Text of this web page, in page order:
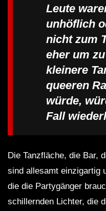
Leute
unhöflich
nicht zum
eher um
kleinere
queeren
würde,
Fall
Die Tanzfläche, die Bar,
sind allesamt einzigartig
die die Partygänger
schillernden Lichter, die